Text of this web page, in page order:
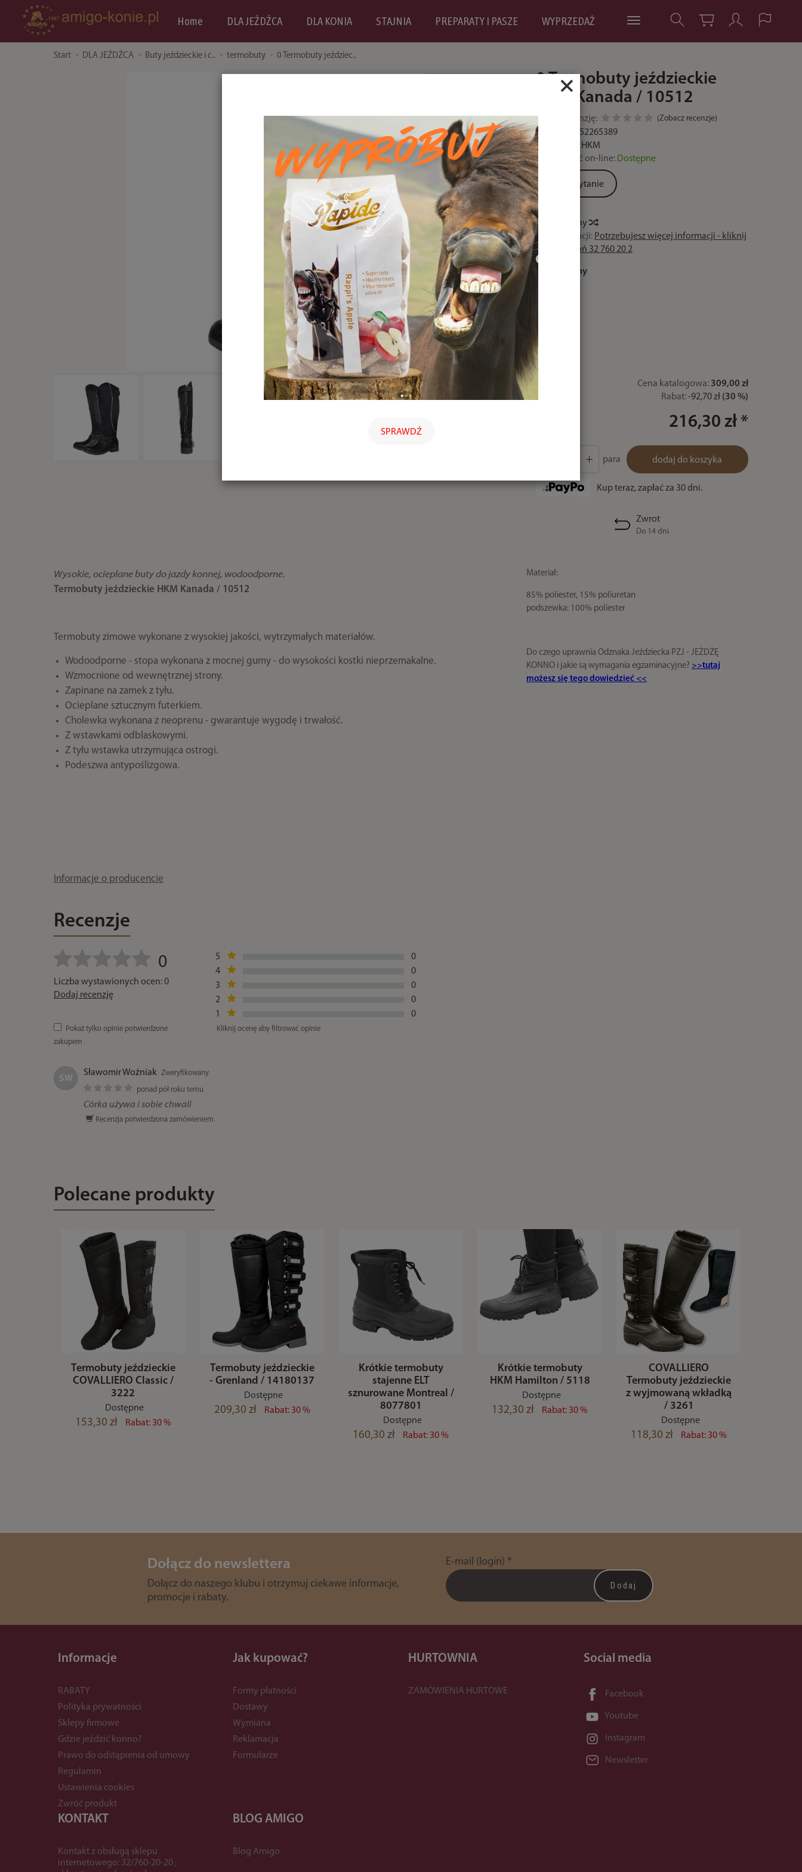
×
SPRAWDŹ
Home DLA JEŹDŹCA DLA KONIA STAJNIA PREPARATY I PASZE WYPRZEDAŻ
Start DLA JEŹDŹCA Buty jeździeckie i c.. termobuty 0 Termobuty jeździec..
0 Termobuty jeździeckie
HKM Kanada / 10512
Dodaj recenzję: (Zobacz recenzje)
Kod:
4057052265389
Producent:
HKM
Dostępność on-line: Dostępne
Zadaj pytanie
Historia ceny
Czas realizacji: Potrzebujesz więcej informacji - kliknij
lub zadzwoń 32 760 20 2
kolor: czarny
Cena katalogowa: 309,00 zł
Rabat:-92,70 zł (30 %)
216,30 zł *
para dodaj do koszyka
Kup teraz, zapłać za 30 dni.
Zwrot
Do 14 dni
Wysokie, ocieplane buty do jazdy konnej, wodoodporne.
Termobuty jeździeckie HKM Kanada / 10512
Termobuty zimowe wykonane z wysokiej jakości, wytrzymałych materiałów.
Wodoodporne - stopa wykonana z mocnej gumy - do wysokości kostki nieprzemakalne.
Wzmocnione od wewnętrznej strony.
Zapinane na zamek z tyłu.
Ocieplane sztucznym futerkiem.
Cholewka wykonana z neoprenu - gwarantuje wygodę i trwałość.
Z wstawkami odblaskowymi.
Z tyłu wstawka utrzymująca ostrogi.
Podeszwa antypoślizgowa.
Informacje o producencie
Materiał:
85% poliester, 15% poliuretan
podszewka: 100% poliester
Do czego uprawnia Odznaka Jeździecka PZJ - JEŻDŻĘ
KONNO i jakie są wymagania egzaminacyjne? >>tutaj
możesz się tego dowiedzieć <<
Recenzje
0
Liczba wystawionych ocen: 0
Dodaj recenzję
Pokaż tylko opinie potwierdzone
zakupem
5
0
4
0
3
0
2
0
1
0
Kliknij ocenę aby filtrować opinie
SW
Sławomir Woźniak Zweryfikowany
ponad pół roku temu
Córka używa i sobie chwali
Recenzja potwierdzona zamówieniem.
Polecane produkty
Termobuty jeździeckie
COVALLIERO Classic /
3222
Dostępne
153,30 zł Rabat: 30 %
Termobuty jeździeckie
- Grenland / 14180137
Dostępne
209,30 zł Rabat: 30 %
Krótkie termobuty
stajenne ELT
sznurowane Montreal /
8077801
Dostępne
160,30 zł Rabat: 30 %
Krótkie termobuty
HKM Hamilton / 5118
Dostępne
132,30 zł Rabat: 30 %
COVALLIERO
Termobuty jeździeckie
z wyjmowaną wkładką
/ 3261
Dostępne
118,30 zł Rabat: 30 %
Dołącz do newslettera
Dołącz do naszego klubu i otrzymuj ciekawe informacje,
promocje i rabaty.
E-mail (login) *
Informacje
RABATY
Polityka prywatności
Sklepy firmowe
Gdzie jeździć konno?
Prawo do odstąpienia od umowy
Regulamin
Ustawienia cookies
Zwróć produkt
Jak kupować?
Formy płatności
Dostawy
Wymiana
Reklamacja
Formularze
HURTOWNIA
ZAMÓWIENIA HURTOWE
KONTAKT
Kontakt z obsługą sklepu
internetowego: 32/760-20-20 ;
BLOG AMIGO
Blog Amigo
Social media
Facebook
Youtube
Instagram
Newsletter